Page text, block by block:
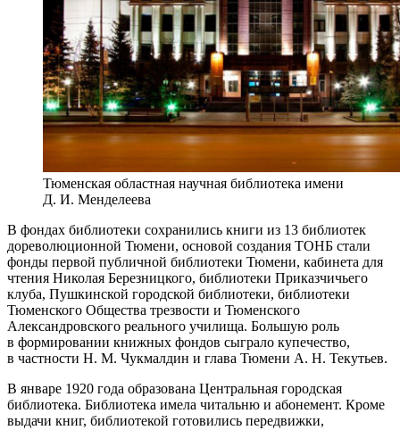
Тюменская областная научная библиотека имени
Д. И. Менделеева
В фондах библиотеки сохранились книги из 13 библиотек
дореволюционной Тюмени, основой создания ТОНБ стали
фонды первой публичной библиотеки Тюмени, кабинета для
чтения Николая Березницкого, библиотеки Приказчичьего
клуба, Пушкинской городской библиотеки, библиотеки
Тюменского Общества трезвости и Тюменского
Александровского реального училища. Большую роль
в формировании книжных фондов сыграло купечество,
в частности Н. М. Чукмалдин и глава Тюмени А. Н. Текутьев.
В январе 1920 года образована Центральная городская
библиотека. Библиотека имела читальню и абонемент. Кроме
выдачи книг, библиотекой готовились передвижки,